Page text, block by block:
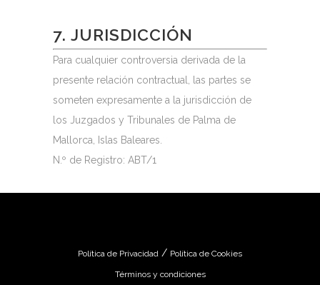
7. JURISDICCIÓN
Para cualquier controversia derivada de la
presente relación contractual, las partes se
someten expresamente a la jurisdicción de
los Juzgados y Tribunales de Palma de
Mallorca, Islas Baleares.
N.º de Registro: ABT/1
Política de Privacidad / Política de Cookies
Términos y condiciones